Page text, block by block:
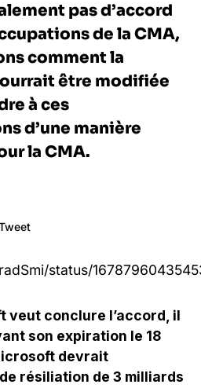
pas d’accord
de la CMA,
comment la
être modifiée
à ces
d’une manière
la CMA.
status/
veut conclure l’accord, il
son expiration le 18
devrait
résiliation de 3 milliards